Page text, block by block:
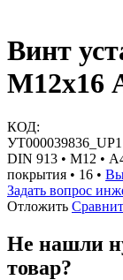
Винт
М12х16
КОД:
УТ000039836_UP1
DIN 913 • М12 •
покрытия • 16 •
Задать вопрос
Отложить
Не нашли
товар?